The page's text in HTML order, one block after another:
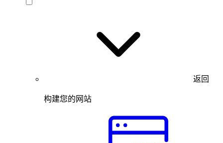
返回
构建您的网站